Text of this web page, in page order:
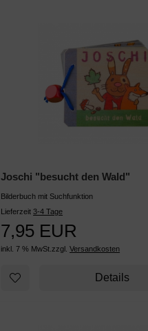
Joschi "besucht den Wald"
Bilderbuch mit Suchfunktion
Lieferzeit3-4 Tage
7,95 EUR
inkl. 7 % MwSt. zzgl.Versandkosten
Details